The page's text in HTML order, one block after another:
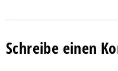
Schreibe einen